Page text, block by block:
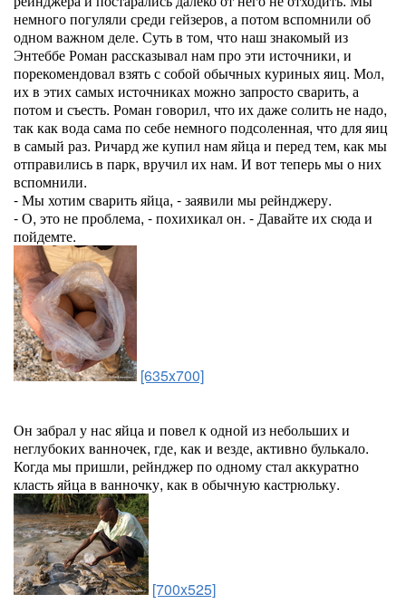
немного погуляли среди гейзеров, а потом вспомнили об
одном важном деле. Суть в том, что наш знакомый из
Энтеббе Роман рассказывал нам про эти источники, и
порекомендовал взять с собой обычных куриных яиц. Мол,
их в этих самых источниках можно запросто сварить, а
потом и съесть. Роман говорил, что их даже солить не надо,
так как вода сама по себе немного подсоленная, что для яиц
в самый раз. Ричард же купил нам яйца и перед тем, как мы
отправились в парк, вручил их нам. И вот теперь мы о них
вспомнили.
- Мы хотим сварить яйца, - заявили мы рейнджеру.
- О, это не проблема, - похихикал он. - Давайте их сюда и
пойдемте.
[635x700]
Он забрал у нас яйца и повел к одной из небольших и
неглубоких ванночек, где, как и везде, активно булькало.
Когда мы пришли, рейнджер по одному стал аккуратно
класть яйца в ванночку, как в обычную кастрюльку.
[700x525]